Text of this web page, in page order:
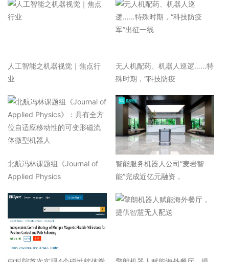
人工智能之机器视觉｜焦点行
业
无人机配药、机器人巡逻……特
殊时期，“科技防疫
北航冯林课题组《Journal of
Applied Physics
智能服务机器人公司“麦岩智
能”完成近亿元融资，